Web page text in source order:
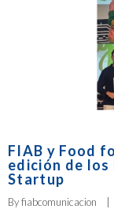
FIAB y Food
edición de los
Startup
By fiabcomunicacion |